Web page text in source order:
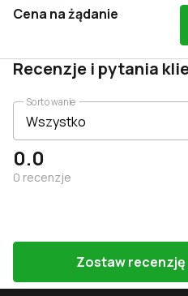
wygląd, trwałość i
główne atuty.
Cena na żądanie
Recenzje i pytania
0.0
0 recenzje
Sortowanie
Zostaw